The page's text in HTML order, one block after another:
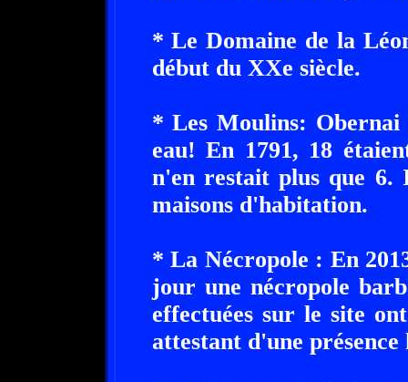
* Le Domaine de la
début du XXe siècle.
* Les Moulins:
eau! En 1791, 18
n'en restait plus que 6.
maisons d'habitation.
* La Nécropole : En
jour une nécropole
effectuées sur le site
attestant d'une présence